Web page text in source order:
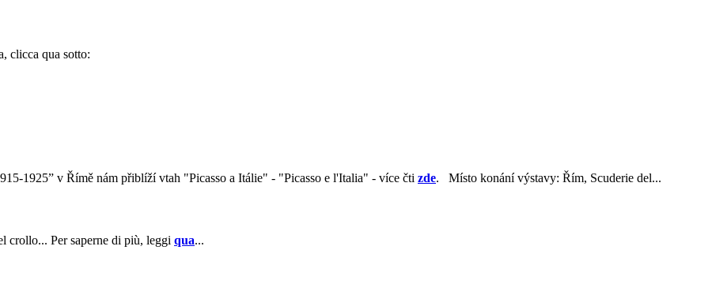
clicca qua sotto:
1925” v Římě nám přiblíží vtah "Picasso a Itálie" - "Picasso e l'Italia" - více čti zde. Místo konání výstavy: Řím, Scuderie del...
crollo... Per saperne di più, leggi qua...